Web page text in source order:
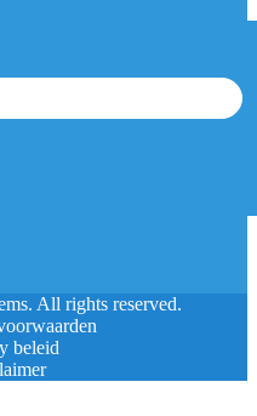
All rights reserved.
beleid